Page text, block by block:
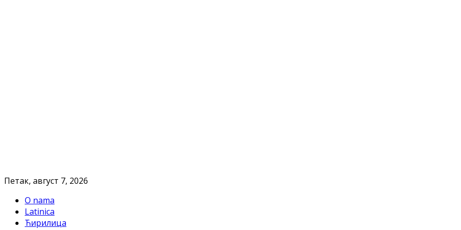
Петак, август 7, 2026
O nama
Latinica
Ћирилица